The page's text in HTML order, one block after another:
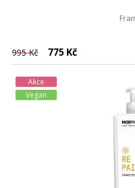
995 Kč 775 Kč
Akce
Vegan